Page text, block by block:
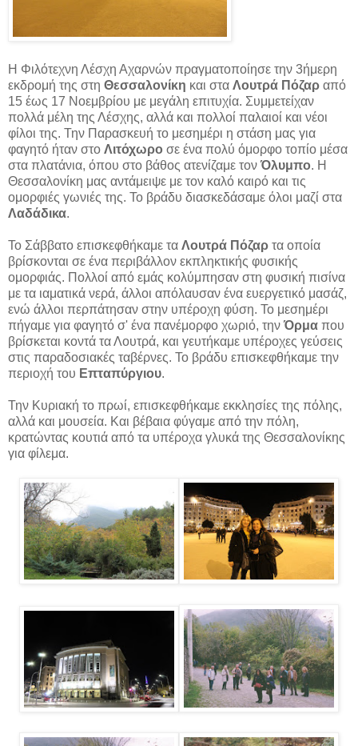
Η Φιλότεχνη Λέσχη Αχαρνών πραγματοποίησε την 3ήμερη
εκδρομή της στη Θεσσαλονίκη και στα Λουτρά Πόζαρ από
15 έως 17 Νοεμβρίου με μεγάλη επιτυχία. Συμμετείχαν
πολλά μέλη της Λέσχης, αλλά και πολλοί παλαιοί και νέοι
φίλοι της. Την Παρασκευή το μεσημέρι η στάση μας για
φαγητό ήταν στο Λιτόχωρο σε ένα πολύ όμορφο τοπίο μέσα
στα πλατάνια, όπου στο βάθος ατενίζαμε τονΌλυμπο. Η
Θεσσαλονίκη μας αντάμειψε με τον καλό καιρό και τις
ομορφιές γωνιές της. Το βράδυ διασκεδάσαμε όλοι μαζί στα
Λαδάδικα.
Το Σάββατο επισκεφθήκαμε τα Λουτρά Πόζαρ τα οποία
βρίσκονται σε ένα περιβάλλον εκπληκτικής φυσικής
ομορφιάς. Πολλοί από εμάς κολύμπησαν στη φυσική πισίνα
με τα ιαματικά νερά, άλλοι απόλαυσαν ένα ευεργετικό μασάζ,
ενώ άλλοι περπάτησαν στην υπέροχη φύση. Το μεσημέρι
πήγαμε για φαγητό σ' ένα πανέμορφο χωριό, τηνΌρμα που
βρίσκεται κοντά τα Λουτρά, και γευτήκαμε υπέροχες γεύσεις
στις παραδοσιακές ταβέρνες. Το βράδυ επισκεφθήκαμε την
περιοχή του Επταπύργιου.
Την Κυριακή το πρωί, επισκεφθήκαμε εκκλησίες της πόλης,
αλλά και μουσεία. Και βέβαια φύγαμε από την πόλη,
κρατώντας κουτιά από τα υπέροχα γλυκά της Θεσσαλονίκης
για φίλεμα.